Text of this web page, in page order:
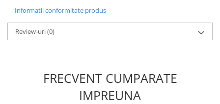
Informatii conformitate produs
Review-uri(0)
FRECVENT CUMPARATE
IMPREUNA